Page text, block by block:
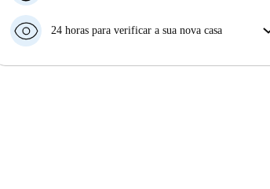
antecedência, nós iremos A) pagar um hotel e ajudá-
seu dinheiro na totalidade.
24 horas para verificar a sua nova casa